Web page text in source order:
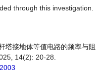
through this investigation.
塔接地体等值电路的频率与阻
14(2): 20-28.